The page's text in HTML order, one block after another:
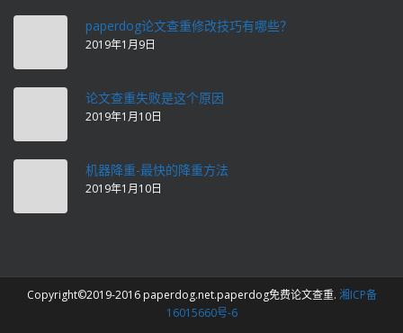
paperdog论文查重修改技巧有哪些？
2019年1月9日
论文查重失败是这个原因
2019年1月10日
机器降重-最快的降重方法
2019年1月10日
Copyright©2019-2016 paperdog.net.paperdog免费论文查重. 湘ICP备
16015660号-6